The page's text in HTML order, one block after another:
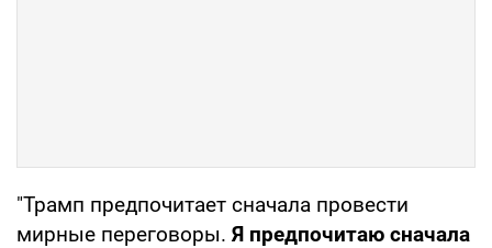
"Трамп предпочитает сначала провести
мирные переговоры. Я предпочитаю сначала